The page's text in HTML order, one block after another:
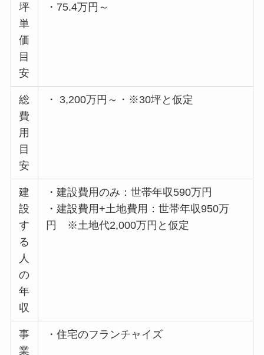
坪
単
価
目
安
・75.4万円～
総
費
用
目
安
・ 3,200万円～・※30坪と仮定
建
設
す
る
人
の
年
収
・建設費用のみ：世帯年収590万円
・建設費用+土地費用：世帯年収950万
円 ※土地代2,000万円と仮定
事
業
・住宅のフランチャイズ